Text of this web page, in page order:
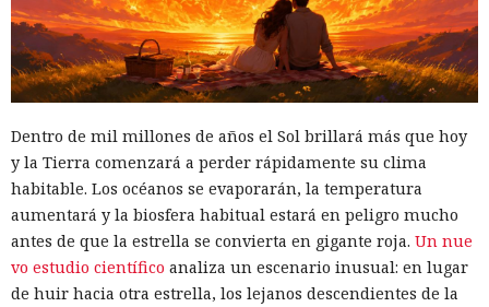
Brecha del tamaño de un nodo:
Estados Unidos no obligó a
China a retirar su equipo de
telecomunicaciones
07:31 / 06.08.2026
Licencia revocada, pero la infraestructura quedó en el
Dentro de mil millones de años el Sol brillará más que hoy
y la Tierra comenzará a perder rápidamente su clima
habitable. Los océanos se evaporarán, la temperatura
aumentará y la biosfera habitual estará en peligro mucho
antes de que la estrella se convierta en gigante roja. Un nue
vo estudio científico analiza un escenario inusual: en lugar
de huir hacia otra estrella, los lejanos descendientes de la